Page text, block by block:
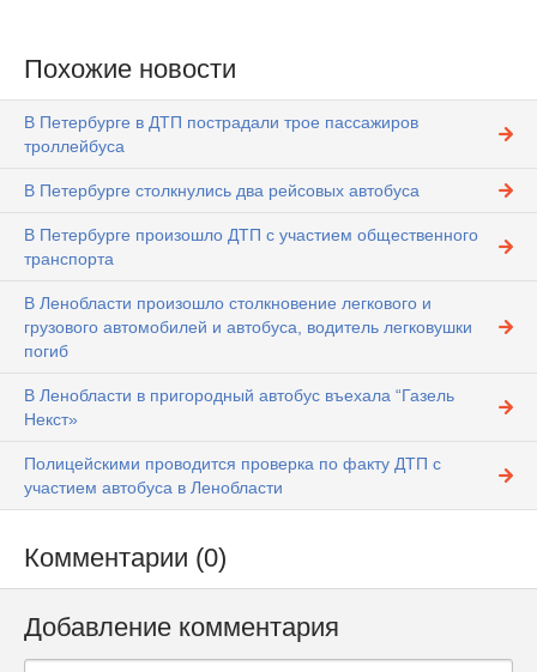
Похожие новости
В Петербурге в ДТП пострадали трое пассажиров
троллейбуса
В Петербурге столкнулись два рейсовых автобуса
В Петербурге произошло ДТП с участием общественного
транспорта
В Ленобласти произошло столкновение легкового и
грузового автомобилей и автобуса, водитель легковушки
погиб
В Ленобласти в пригородный автобус въехала “Газель
Некст»
Полицейскими проводится проверка по факту ДТП с
участием автобуса в Ленобласти
Комментарии (0)
Добавление комментария